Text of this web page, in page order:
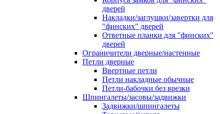
дверей
Накладки/заглушки/завертки для
"финских" дверей
Ответные планки для "финских"
дверей
Ограничители дверные/настенные
Петли дверные
Ввертные петли
Петли накладные обычные
Петли-бабочки без врезки
Шпингалеты/засовы/задвижки
Задвижки/шпингалеты